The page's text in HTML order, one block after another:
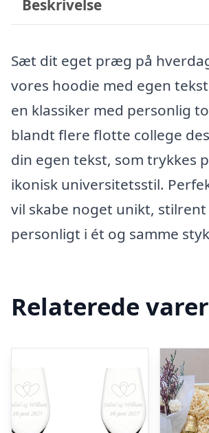
Beskrivelse
Sæt dit eget præg på
vores hoodie med egen
en klassiker med personlig
blandt flere flotte college
din egen tekst, som trykkes
ikonisk universitetsstil.
vil skabe noget unikt, stilrent
personligt i ét og samme
Relaterede varer